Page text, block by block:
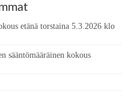
etänä torstaina 5.3.2026 klo
sääntömääräinen kokous